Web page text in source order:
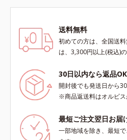
かさ印象が高く評価されたこと*3
データベースPubMed及びGoogle
scholarにより国内化粧品業界にお
いて該当文献がないことを確認（ポ
か
い
送料無料
初めての方は、全国送
は、3,300円以上(税込)
30日以内なら返品OK
開封後でも発送日から
※商品返送料はオルビ
最短ご注文翌日お届
一部地域を除き、最短